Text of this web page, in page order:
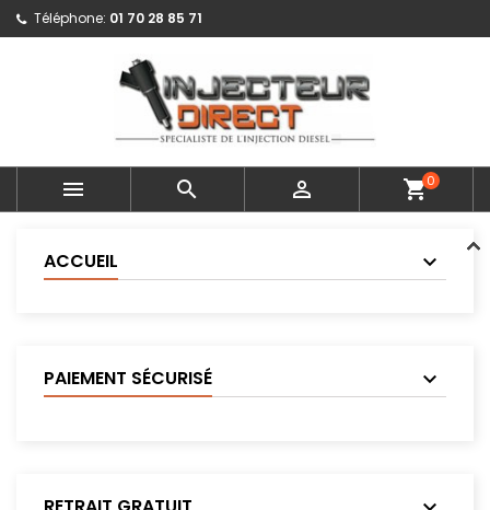
Téléphone: 01 70 28 85 71
   shopping_cart0
ACCUEIL
PAIEMENT SÉCURISÉ